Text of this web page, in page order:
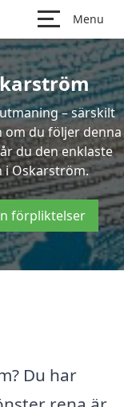
Menu
– särskilt
om du följer denna
du den enklaste
i Oskarström.
förpliktelser
Du har